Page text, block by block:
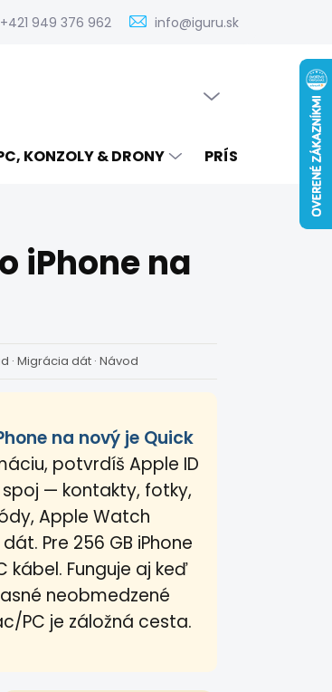
+421 949 376 962 info@iguru.sk
servisu elektroniky na iguru.sk Kontakt
KONZOLY & DRONY PRÍSLUŠENSTVO
iPhone na
· Migrácia dát · Návod
na nový je Quick
potvrdíš Apple ID
— kontakty, fotky,
Apple Watch
Pre 256 GB iPhone
kábel. Funguje aj keď
neobmedzené
PC je záložná cesta.